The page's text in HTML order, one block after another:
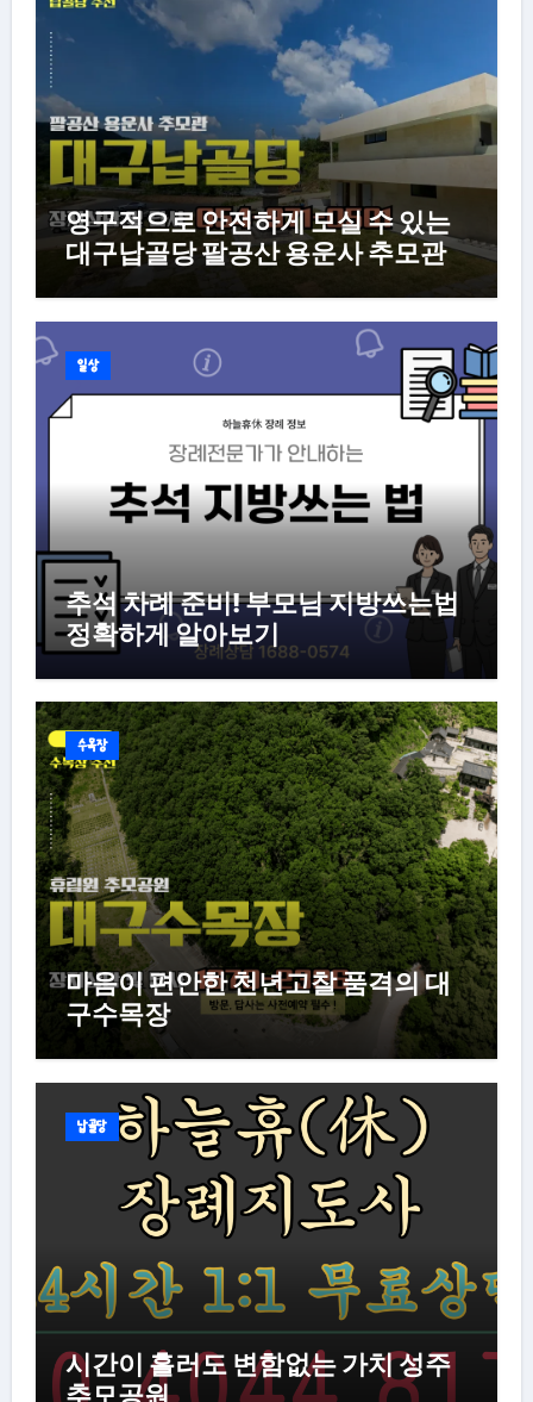
영구적으로 안전하게 모실 수 있는
대구납골당 팔공산 용운사 추모관
일상
추석 차례 준비! 부모님 지방쓰는법
정확하게 알아보기
수목장
마음이 편안한 천년고찰 품격의 대
구수목장
납골당
시간이 흘러도 변함없는 가치 성주
추모공원